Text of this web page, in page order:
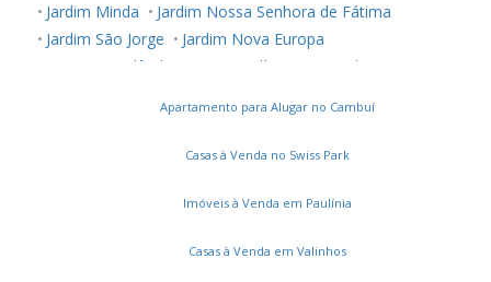
Serra Negra/SP
Sorocaba/SP
Sumaré/SP
Ubatuba/SP
Valinhos/SP
Vinhedo/SP
Jardim Minda
Jardim Nossa Senhora de Fátima
Jardim São Jorge
Jardim Nova Europa
Parque Ortolândia
Parque Olívio Franceschini
Chácaras Luzitana
Jardim Residencial Veccon Buriti
Jardim Nossa Senhora Auxiliadora
Parque Bellaville
Jardim Santa Izabel
Apartamento para Alugar no Cambuí
Casas à Venda no Swiss Park
Imóveis à Venda em Paulínia
Casas à Venda em Valinhos